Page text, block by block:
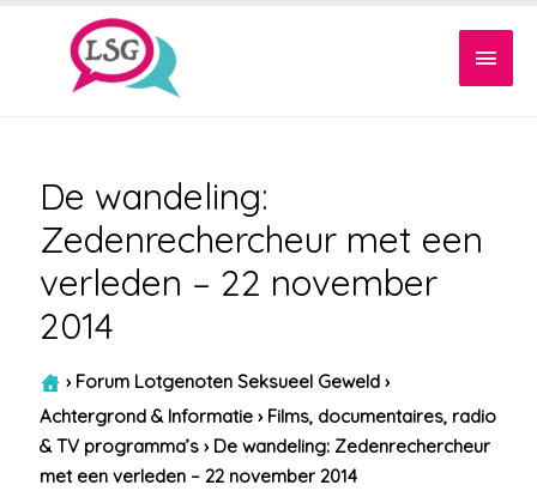
De wandeling:
Zedenrechercheur met een
verleden – 22 november
2014
› Forum Lotgenoten Seksueel Geweld ›
Achtergrond & Informatie › Films, documentaires, radio
& TV programma’s › De wandeling: Zedenrechercheur
met een verleden – 22 november 2014